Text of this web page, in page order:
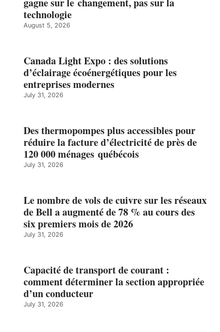
technologie
August 5, 2026
Canada Light Expo : des solutions
d’éclairage écoénergétiques pour les
entreprises modernes
July 31, 2026
Des thermopompes plus accessibles pour
réduire la facture d’électricité de près de
120 000 ménages québécois
July 31, 2026
Le nombre de vols de cuivre sur les réseaux
de Bell a augmenté de 78 % au cours des
six premiers mois de 2026
July 31, 2026
Capacité de transport de courant :
comment déterminer la section appropriée
d’un conducteur
July 31, 2026